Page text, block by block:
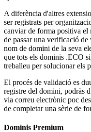
A diferència d'altres
ser registrats per
canviar de forma positiva el
de passar una verificació
nom de domini de la seva
que tots els dominis .ECO
treballeu per solucionar els
El procés de validació es
registre del domini, podràs
via correu electrònic poc
de completar una sèrie de
Dominis Premium